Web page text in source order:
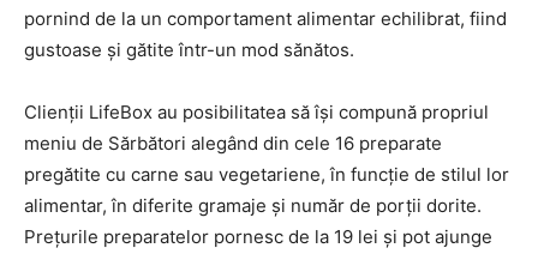
pornind de la un comportament alimentar echilibrat, fiind
gustoase și gătite într-un mod sănătos.
Clienții LifeBox au posibilitatea să își compună propriul
meniu de Sărbători alegând din cele 16 preparate
pregătite cu carne sau vegetariene, în funcție de stilul lor
alimentar, în diferite gramaje și număr de porții dorite.
Prețurile preparatelor pornesc de la 19 lei și pot ajunge